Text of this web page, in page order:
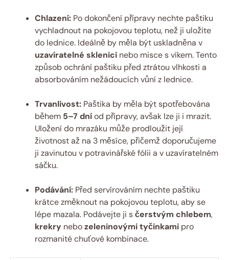
Chlazení: Po dokončení přípravy nechte paštiku
vychladnout na pokojovou teplotu, než ji uložíte
do lednice. Ideálně by měla být uskladněna v
uzavíratelné sklenici nebo misce s víkem. Tento
způsob ochrání paštiku před ztrátou vlhkosti a
absorbováním nežádoucích vůní z lednice.
Trvanlivost: Paštika by měla být spotřebována
během 5–7 dníod přípravy, avšak lze ji i mrazit.
Uložení do mrazáku může prodloužit její
životnost až na 3 měsíce, přičemž doporučujeme
ji zavinutou v potravinářské fólii a v uzavíratelném
sáčku.
Podávání: Před servírováním nechte paštiku
krátce změknout na pokojovou teplotu, aby se
lépe mazala. Podávejte ji sčerstvým chlebem,
krekry nebozeleninovými tyčinkami pro
rozmanité chuťové kombinace.